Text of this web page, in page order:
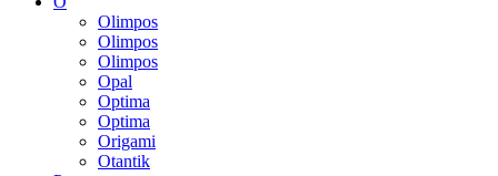
Olimpos
Olimpos
Olimpos
Opal
Optima
Optima
Origami
Otantik